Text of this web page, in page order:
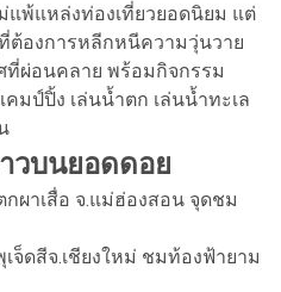
แพ้แหล่งท่องเที่ยวยอดนิยม แต่
ต้องการหลีกหนีความวุ่นวาย
ที่ผ่อนคลาย พร้อมกิจกรรม
มป์ปิ้ง เล่นน้ำตก เล่นน้ำทะเล
วบนยอดดอย
ผาเสื่อ จ.แม่ฮ่องสอน จุดชม
จ็ดสีจ.เชียงใหม่ ชมท้องฟ้ายาม